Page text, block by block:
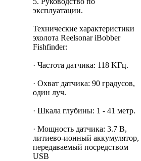
эксплуатации.
Технические характеристики
эхолота Reelsonar iBobber
Fishfinder:
· Частота датчика: 118 KГц.
· Охват датчика: 90 градусов,
один луч.
· Шкала глубины: 1 - 41 метр.
· Мощность датчика: 3.7 В,
литиево-ионный аккумулятор,
передаваемый посредством
USB